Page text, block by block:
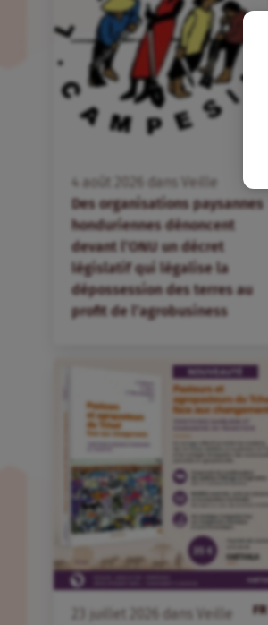
4 août dans
Veille
Des organisations paysannes
honduriennes dénoncent
devant l’ONU un décret
législatif qui légalise la
dépossession des terres au
profit de l’agrobusiness
FR
juillet dans Veille